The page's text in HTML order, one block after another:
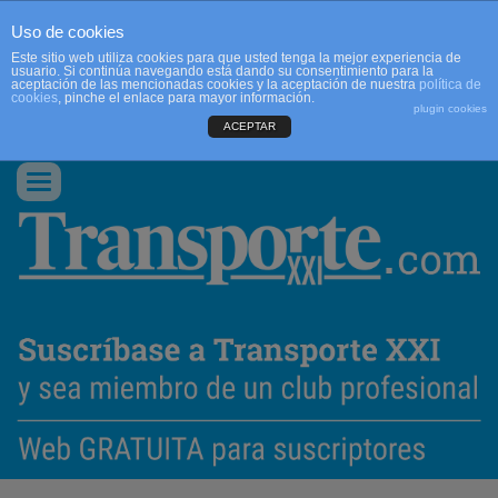
CONTACTO
Conmutar
navegación
Uso de cookies
Este sitio web utiliza cookies para que usted tenga la mejor experiencia de
usuario. Si continúa navegando está dando su consentimiento para la
aceptación de las mencionadas cookies y la aceptación de nuestra política de
cookies, pinche el enlace para mayor información.
plugin cookies
ACEPTAR